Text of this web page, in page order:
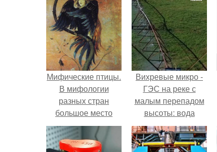
Мифические птицы.
В мифологии
разных стран
большое место
занимают образы
птиц.
Вихревые микро -
ГЭС на реке с
малым перепадом
высоты: вода
закручивается в
бетонной камере и
вращает